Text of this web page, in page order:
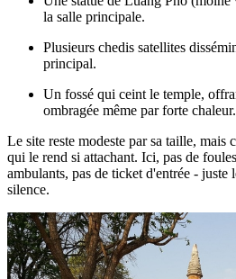
la salle principale.
Plusieurs chedis satellites
principal.
Un fossé qui ceint le temple,
ombragée même par forte chaleur.
Le site reste modeste par sa taille, mais
qui le rend si attachant. Ici, pas de
ambulants, pas de ticket d'entrée - juste
silence.